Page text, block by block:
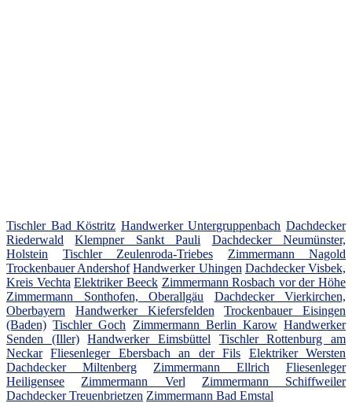
Tischler Bad Köstritz Handwerker Untergruppenbach Dachdecker
Riederwald
Klempner Sankt Pauli
Dachdecker Neumünster,
Holstein
Tischler Zeulenroda-Triebes
Zimmermann Nagold
Trockenbauer Andershof Handwerker Uhingen Dachdecker Visbek,
Kreis Vechta Elektriker Beeck Zimmermann Rosbach vor der Höhe
Zimmermann Sonthofen, Oberallgäu
Dachdecker Vierkirchen,
Oberbayern
Handwerker Kiefersfelden
Trockenbauer Eisingen
(Baden) Tischler Goch Zimmermann Berlin Karow Handwerker
Senden (Iller)
Handwerker Eimsbüttel
Tischler Rottenburg am
Neckar
Fliesenleger Ebersbach an der Fils
Elektriker Wersten
Dachdecker Miltenberg
Zimmermann Ellrich
Fliesenleger
Heiligensee
Zimmermann Verl
Zimmermann Schiffweiler
Dachdecker Treuenbrietzen Zimmermann Bad Emstal